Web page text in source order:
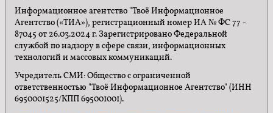
Информационное агентство "Твоё Информационное
Агентство («ТИА»), регистрационный номер ИА № ФС 77 -
87045 от 26.03.2024 г. Зарегистрировано Федеральной
службой по надзору в сфере связи, информационных
технологий и массовых коммуникаций.
Учредитель СМИ: Общество с ограниченной
ответственностью "Твоё Информационное Агентство" (ИНН
6950001525/КПП 695001001).